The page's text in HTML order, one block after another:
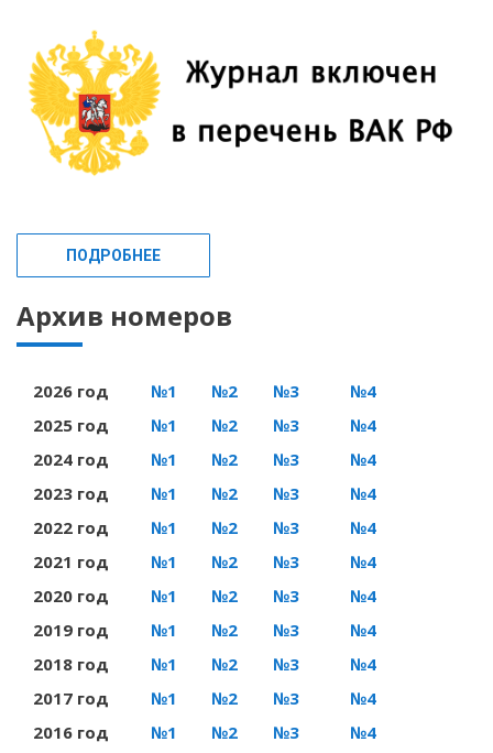
ПОДРОБНЕЕ
Архив номеров
2026 год №1 №2 №3
№4
2025 год
№1 №2 №3
№4
2024 год
№1 №2 №3
№4
2023 год
№1 №2 №3
№4
2022 год
№1 №2 №3
№4
2021 год
№1 №2 №3
№4
2020 год
№1 №2 №3
№4
2019 год
№1 №2 №3
№4
2018 год
№1 №2 №3
№4
2017 год
№1 №2 №3
№4
2016 год
№1 №2 №3
№4